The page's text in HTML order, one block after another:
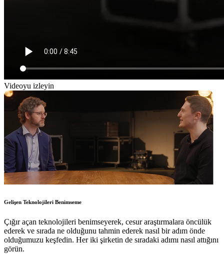
Videoyu izleyin
Gelişen Teknolojileri Benimseme
Çığır açan teknolojileri benimseyerek, cesur araştırmalara öncülük
ederek ve sırada ne olduğunu tahmin ederek nasıl bir adım önde
olduğumuzu keşfedin. Her iki şirketin de sıradaki adımı nasıl attığını
görün.